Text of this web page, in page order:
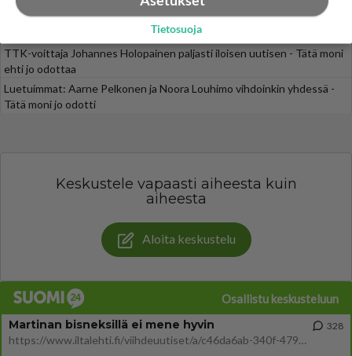
Muistatko? Kädestä suuhun elävä Satu sai jättimäisen rahasalkun
TTK-voittaja Johannes Holopainen paljasti iloisen uutisen - Tätä moni
ehti jo odottaa
Luetuimmat: Aarne Pelkonen ja Noora Louhimo vihdoinkin yhdessä -
Tätä moni jo odotti
Keskustele vapaasti aiheesta kuin
aiheesta
Aloita keskustelu
Osallistu keskusteluun
Martinan bisneksillä ei mene hyvin
https://www.iltalehti.fi/viihdeuutiset/a/c46da6ab-340f-4790-aaa7-0865eed2336 Yrityksen konkurssihakemus on tullut kärä
328
Tietosuoja